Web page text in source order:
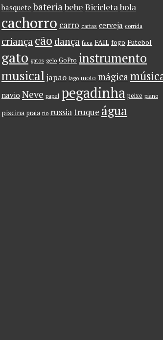
basquete bateria bebe Bicicletabola
cachorro carro cartas cerveja corrida
criançacão dança faca FAIL fogo Futebol
gato gatos gelo GoPro instrumento
musical japão lago moto mágica
navio Neve papel pegadinha peixe piano
piscina praia rio russiatruque água